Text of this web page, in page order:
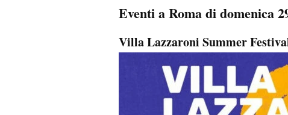
Eventi a Roma di domenica
Villa Lazzaroni Summer